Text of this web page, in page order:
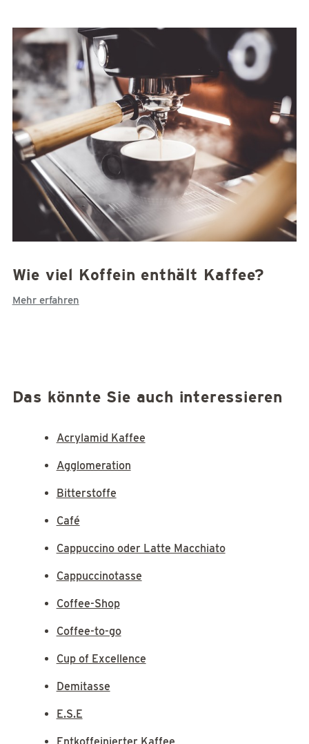
Wie viel Koffein enthält Kaffee?
Mehr erfahren
Das könnte Sie auch interessieren
Acrylamid Kaffee
Agglomeration
Bitterstoffe
Café
Cappuccino oder Latte Macchiato
Cappuccinotasse
Coffee-Shop
Coffee-to-go
Cup of Excellence
Demitasse
E.S.E
Entkoffeinierter Kaffee